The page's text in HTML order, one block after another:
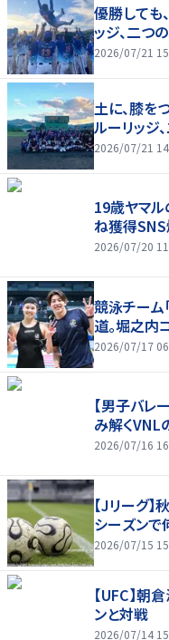
優勝しても
ッジ、二つ
2026/07/21
土に、膝を
ルーリッジ
2026/07/21
19歳ヤマ
ね獲得
2026/07/20
競泳チーム
道。堀之内
2026/07/17
【男子バレ
み解くVNL
2026/07/16
【Jリーグ
シーズンで
2026/07/15
【UFC】
ンと対戦
2026/07/14